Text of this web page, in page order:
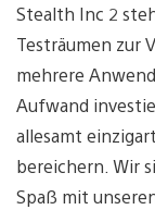
Stealth Inc 2
Testräumen zur
mehrere
Aufwand
allesamt
bereichern. Wir
Spaß mit